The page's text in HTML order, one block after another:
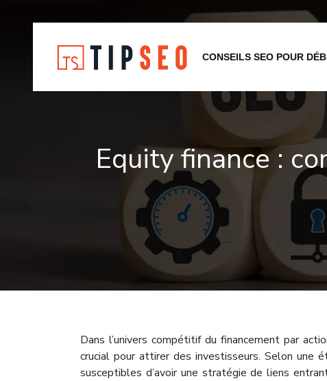
CONSEILS SEO POUR
Equity finance :
Dans l’univers compétitif du financement par
crucial pour attirer des investisseurs. Selon
susceptibles d’avoir une stratégie de liens